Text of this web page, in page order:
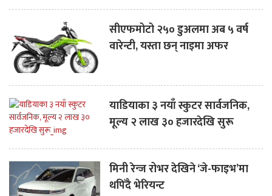
सीएफमोटो २५० डुअलमा अब ५ वर्ष
वारेन्टी, यस्ता छन् नाइमा अफर
याडियाका ३ नयाँ स्कुटर सार्वजनिक,
मूल्य २ लाख ३० हजारदेखि सुरू
मिनी रेन्ज रोभर देखिने ‘जे-फाइभ’मा
थपिँदै भेरियन्ट